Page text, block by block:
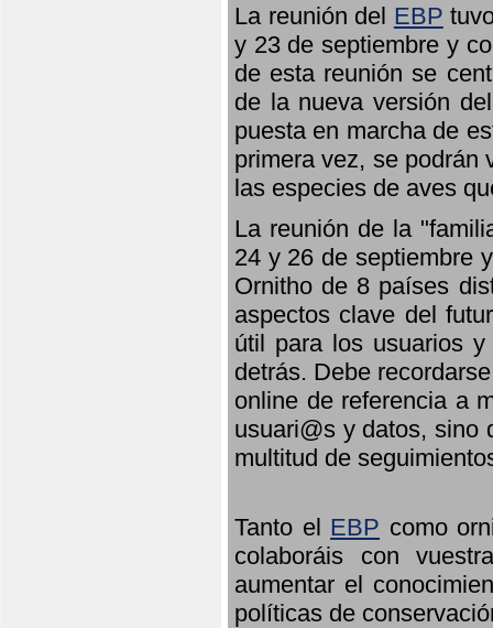
La reunión del EBP
y 23 de septiembre y
de esta reunión se
de la nueva versión
puesta en marcha de
primera vez, se podrán
las especies de aves
La reunión de la
24 y 26 de septiembre
Ornitho de 8 países
aspectos clave del
útil para los usuarios
detrás. Debe
online de referencia a
usuari@s y datos, sino
multitud de
Tanto el EBP como
colaboráis con
aumentar el
políticas de